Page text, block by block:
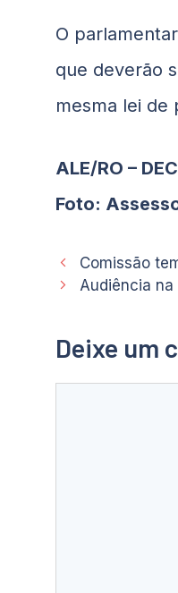
O
que deverão
mesma lei de
ALE/RO –
Foto:
Comissão
Audiência
Deixe um